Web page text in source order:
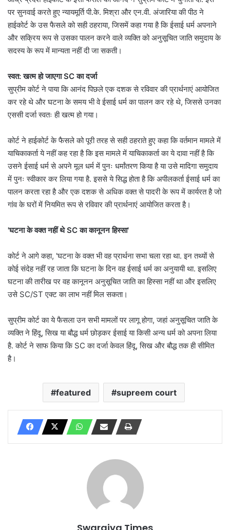
पर सुनवाई करते हुए न्यायमूर्ति पी.के. मिश्रा और एन.वी. अंजारिया की पीठ ने
हाईकोर्ट के उस फैसले को सही ठहराया, जिसमें कहा गया है कि ईसाई धर्म अपनाने
और सक्रिय रूप से उसका पालन करने वाले व्यक्ति को अनुसूचित जाति समुदाय के
सदस्य के रूप में मान्यता नहीं दी जा सकती।
स्वत: खत्म हो जाएगा SC का दर्जा
सुप्रीम कोर्ट ने पाया कि आनंद पिछले एक दशक से रविवार की प्रार्थनाएं आयोजित
कर रहे थे और घटना के समय भी वे ईसाई धर्म का पालन कर रहे थे, जिससे उनका
एससी दर्जा स्वतः ही खत्म हो गया।
कोर्ट ने हाईकोर्ट के फैसले को पूरी तरह से सही ठहराते हुए कहा कि वर्तमान मामले में
याचिकाकर्ता ये नहीं कह रहा है कि इस मामले में याचिकाकर्ता का ये दावा नहीं है कि
उसने ईसाई धर्म से अपने मूल धर्म में पुनः धर्मांतरण किया है या उसे मादिगा समुदाय
में पुनः स्वीकार कर लिया गया है. इससे ये सिद्ध होता है कि अपीलकर्ता ईसाई धर्म का
पालन करता रहा है और एक दशक से अधिक वक्त से पादरी के रूप में कार्यरत है जो
गांव के घरों में नियमित रूप से रविवार की प्रार्थनाएं आयोजित करता है।
'घटना के वक्त नहीं थे SC का कानूनन हिस्सा'
कोर्ट ने आगे कहा, 'घटना के वक्त भी वह प्रार्थना सभा चला रहा था. इन तथ्यों से
कोई संदेह नहीं रह जाता कि घटना के दिन वह ईसाई धर्म का अनुयायी था. इसलिए
घटना की तारीख पर वह कानूनन अनुसूचित जाति का हिस्सा नहीं था और इसलिए
उसे SC/ST एक्ट का लाभ नहीं मिल सकता।
सुप्रीम कोर्ट का ये फैसला उन सभी मामलों पर लागू होगा, जहां अनुसूचित जाति के
व्यक्ति ने हिंदू, सिख या बौद्ध धर्म छोड़कर ईसाई या किसी अन्य धर्म को अपना लिया
है. कोर्ट ने साफ किया कि SC का दर्जा केवल हिंदू, सिख और बौद्ध तक ही सीमित
है।
featured supreem court